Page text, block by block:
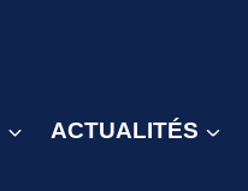
ACTUALITÉS